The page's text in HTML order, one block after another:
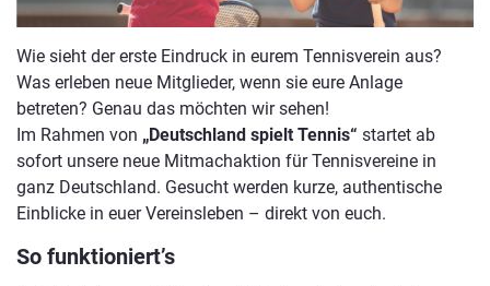
Wie sieht der erste Eindruck in eurem Tennisverein aus?
Was erleben neue Mitglieder, wenn sie eure Anlage
betreten? Genau das möchten wir sehen!
Im Rahmen von „Deutschland spielt Tennis“ startet ab
sofort unsere neue Mitmachaktion für Tennisvereine in
ganz Deutschland. Gesucht werden kurze, authentische
Einblicke in euer Vereinsleben – direkt von euch.
So funktioniert’s